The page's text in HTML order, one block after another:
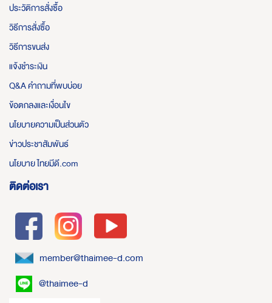
ประวัติการสั่งซื้อ
วิธีการสั่งซื้อ
วิธีการขนส่ง
แจ้งชำระเงิน
Q&A คำถามที่พบบ่อย
ข้อตกลงและเงื่อนไข
นโยบายความเป็นส่วนตัว
ข่าวประชาสัมพันธ์
นโยบาย ไทยมีดี.com
ติดต่อเรา
member@thaimee-d.com
@thaimee-d